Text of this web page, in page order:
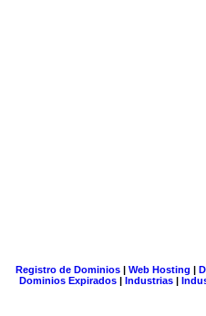
Registro de Dominios| Web Hosting |
Dominios Expirados | Industrias |